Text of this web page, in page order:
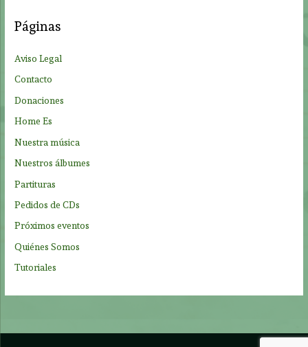
r
:
Páginas
Aviso Legal
Contacto
Donaciones
Home Es
Nuestra música
Nuestros álbumes
Partituras
Pedidos de CDs
Próximos eventos
Quiénes Somos
Tutoriales